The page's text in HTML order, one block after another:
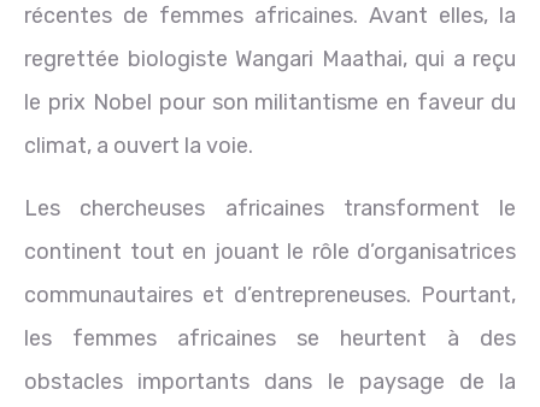
récentes de femmes africaines. Avant elles, la
regrettée biologiste Wangari Maathai, qui a reçu
le prix Nobel pour son militantisme en faveur du
climat, a ouvert la voie.
Les chercheuses africaines transforment le
continent tout en jouant le rôle d’organisatrices
communautaires et d’entrepreneuses. Pourtant,
les femmes africaines se heurtent à des
obstacles importants dans le paysage de la